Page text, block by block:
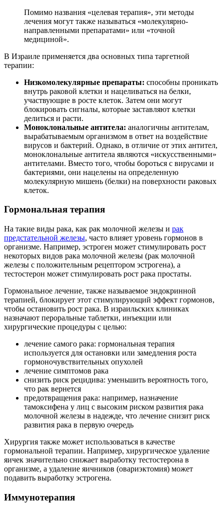
Помимо названия «целевая терапия», эти методы
лечения могут также называться «молекулярно-
направленными препаратами» или «точной
медициной».
В Израиле применяется два основных типа таргетной
терапии:
Низкомолекулярные препараты: способны проникать
внутрь раковой клетки и нацеливаться на белки,
участвующие в росте клеток. Затем они могут
блокировать сигналы, которые заставляют клетки
делиться и расти.
Моноклональные антитела: аналогичны антителам,
вырабатываемым организмом в ответ на воздействие
вирусов и бактерий. Однако, в отличие от этих антител,
моноклональные антитела являются «искусственными»
антителами. Вместо того, чтобы бороться с вирусами и
бактериями, они нацелены на определенную
молекулярную мишень (белки) на поверхности раковых
клеток.
Гормональная терапия
На такие виды рака, как рак молочной железы и рак
предстательной железы, часто влияет уровень гормонов в
организме. Например, эстроген может стимулировать рост
некоторых видов рака молочной железы (рак молочной
железы с положительным рецептором эстрогена), а
тестостерон может стимулировать рост рака простаты.
Гормональное лечение, также называемое эндокринной
терапией, блокирует этот стимулирующий эффект гормонов,
чтобы остановить рост рака. В израильских клиниках
назначают пероральные таблетки, инъекции или
хирургические процедуры с целью:
лечение самого рака: гормональная терапия
используется для остановки или замедления роста
гормоночувствительных опухолей
лечение симптомов рака
снизить риск рецидива: уменьшить вероятность того,
что рак вернется
предотвращения рака: например, назначение
тамоксифена у лиц с высоким риском развития рака
молочной железы в надежде, что лечение снизит риск
развития рака в первую очередь
Хирургия также может использоваться в качестве
гормональной терапии. Например, хирургическое удаление
яичек значительно снижает выработку тестостерона в
организме, а удаление яичников (овариэктомия) может
подавить выработку эстрогена.
Иммунотерапия